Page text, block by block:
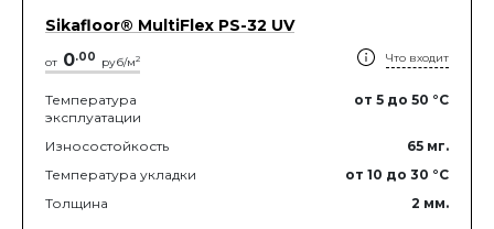
Sikafloor® MultiFlex PS-32 UV
от 0.00 руб/м2 Что входит
Температура
эксплуатации
от 5 до 50 °C
Износостойкость 65 мг.
Температура укладки
от 10 до 30 °C
Толщина
2 мм.